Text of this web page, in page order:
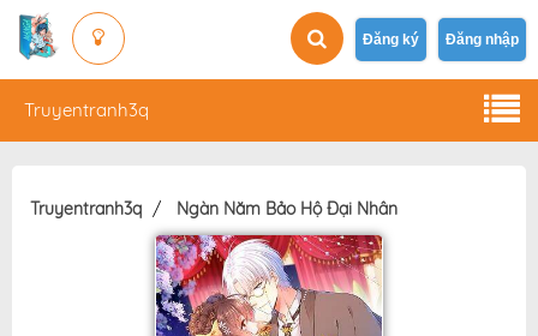
Đăng ký Đăng nhập
Truyentranh3q
Truyentranh3q Ngàn Năm Bảo Hộ Đại Nhân